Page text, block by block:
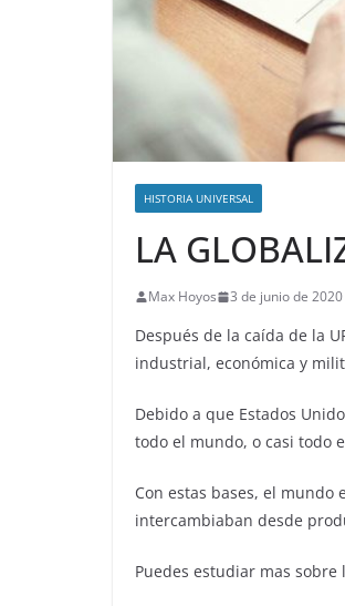
HISTORIA UNIVERSAL
LA
Max Hoyos 3 de junio de 2020
Después de la caída de la
industrial, económica y
Debido a que Estados
todo el mundo, o casi todo
Con estas bases, el mundo
intercambiaban desde
Puedes estudiar mas